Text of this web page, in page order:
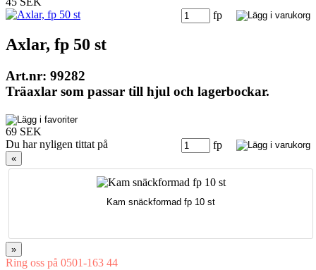
fp
Axlar, fp 50 st
Art.nr: 99282
Träaxlar som passar till hjul och lagerbockar.
69 SEK
fp
Du har nyligen tittat på
«
Kam snäckformad fp 10 st
»
Ring oss på 0501-163 44